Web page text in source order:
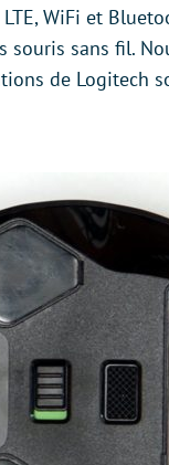
WiFi et
souris sans fil.
de Logitech